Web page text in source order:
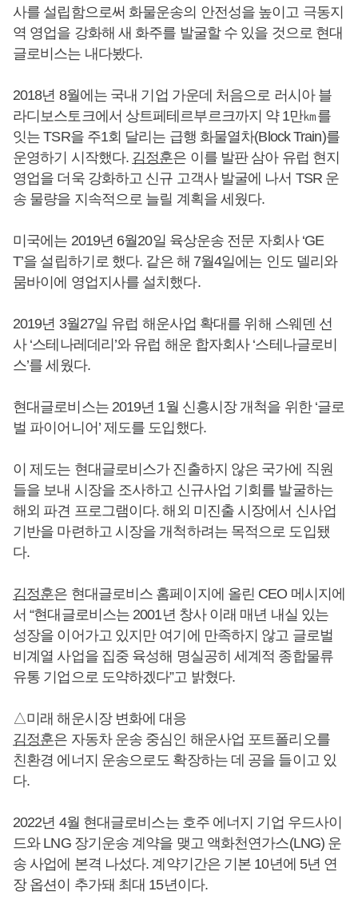
사를 설립함으로써 화물운송의 안전성을 높이고 극동지
역 영업을 강화해 새 화주를 발굴할 수 있을 것으로 현대
글로비스는 내다봤다.
2018년 8월에는 국내 기업 가운데 처음으로 러시아 블
라디보스토크에서 상트페테르부르크까지 약 1만㎞를
잇는 TSR을 주1회 달리는 급행 화물열차(Block Train)를
운영하기 시작했다. 김정훈은 이를 발판 삼아 유럽 현지
영업을 더욱 강화하고 신규 고객사 발굴에 나서 TSR 운
송 물량을 지속적으로 늘릴 계획을 세웠다.
미국에는 2019년 6월20일 육상운송 전문 자회사 ‘GE
T’을 설립하기로 했다. 같은 해 7월4일에는 인도 델리와
뭄바이에 영업지사를 설치했다.
2019년 3월27일 유럽 해운사업 확대를 위해 스웨덴 선
사 ‘스테나레데리’와 유럽 해운 합자회사 ‘스테나글로비
스’를 세웠다.
현대글로비스는 2019년 1월 신흥시장 개척을 위한 ‘글로
벌 파이어니어’ 제도를 도입했다.
이 제도는 현대글로비스가 진출하지 않은 국가에 직원
들을 보내 시장을 조사하고 신규사업 기회를 발굴하는
해외 파견 프로그램이다. 해외 미진출 시장에서 신사업
기반을 마련하고 시장을 개척하려는 목적으로 도입됐
다.
김정훈은 현대글로비스 홈페이지에 올린 CEO 메시지에
서 “현대글로비스는 2001년 창사 이래 매년 내실 있는
성장을 이어가고 있지만 여기에 만족하지 않고 글로벌
비계열 사업을 집중 육성해 명실공히 세계적 종합물류
유통 기업으로 도약하겠다”고 밝혔다.
△미래 해운시장 변화에 대응
김정훈은 자동차 운송 중심인 해운사업 포트폴리오를
친환경 에너지 운송으로도 확장하는 데 공을 들이고 있
다.
2022년 4월 현대글로비스는 호주 에너지 기업 우드사이
드와 LNG 장기운송 계약을 맺고 액화천연가스(LNG) 운
송 사업에 본격 나섰다. 계약기간은 기본 10년에 5년 연
장 옵션이 추가돼 최대 15년이다.